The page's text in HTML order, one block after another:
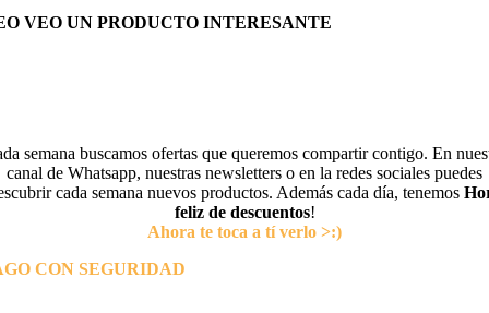
VEO UN PRODUCTO INTERESANTE
semana buscamos ofertas que queremos compartir contigo. En
canal de Whatsapp, nuestras newsletters o en la redes sociales puedes
cada semana nuevos productos. Además cada día, tenemos
feliz de descuentos!
Ahora te toca a tí verlo >:)
CON SEGURIDAD